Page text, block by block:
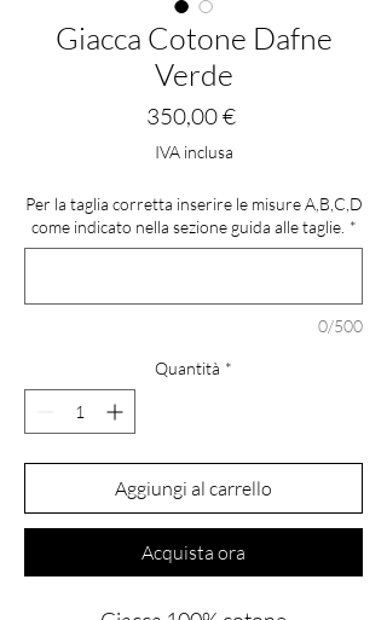
Giacca Cotone Dafne
Verde
350,00 €Prezzo
IVA inclusa
Per la taglia corretta inserire le misure A,B,C,D
come indicato nella sezione guida alle taglie. *
0/500
Quantità *
Aggiungi al carrello
Acquista ora